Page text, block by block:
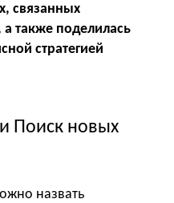
связанных
также поделилась
стратегией
Поиск новых
назвать